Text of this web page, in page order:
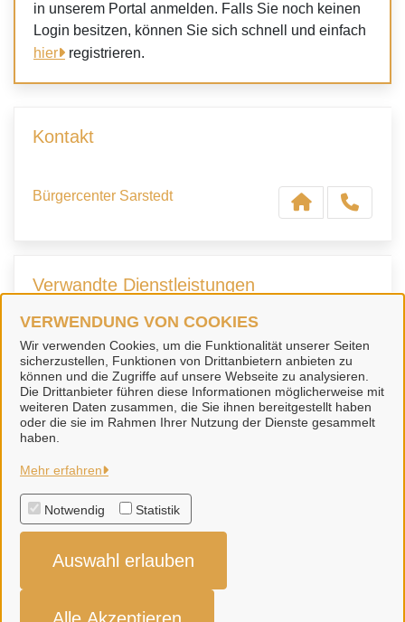
VERWENDUNG VON COOKIES
Wir verwenden Cookies, um die Funktionalität unserer Seiten
sicherzustellen, Funktionen von Drittanbietern anbieten zu
können und die Zugriffe auf unsere Webseite zu analysieren.
Die Drittanbieter führen diese Informationen möglicherweise mit
weiteren Daten zusammen, die Sie ihnen bereitgestellt haben
oder die sie im Rahmen Ihrer Nutzung der Dienste gesammelt
haben.
Mehr erfahren
Notwendig Statistik
Auswahl erlauben
in unserem Portal anmelden. Falls Sie noch keinen
Login besitzen, können Sie sich schnell und einfach
hier
registrieren.
Kontakt
Bürgercenter Sarstedt
Verwandte Dienstleistungen
Verlusterklärung eines
Personalausweises
Stadt Sarstedt
Alle Rechte vorbehalten
Impressum